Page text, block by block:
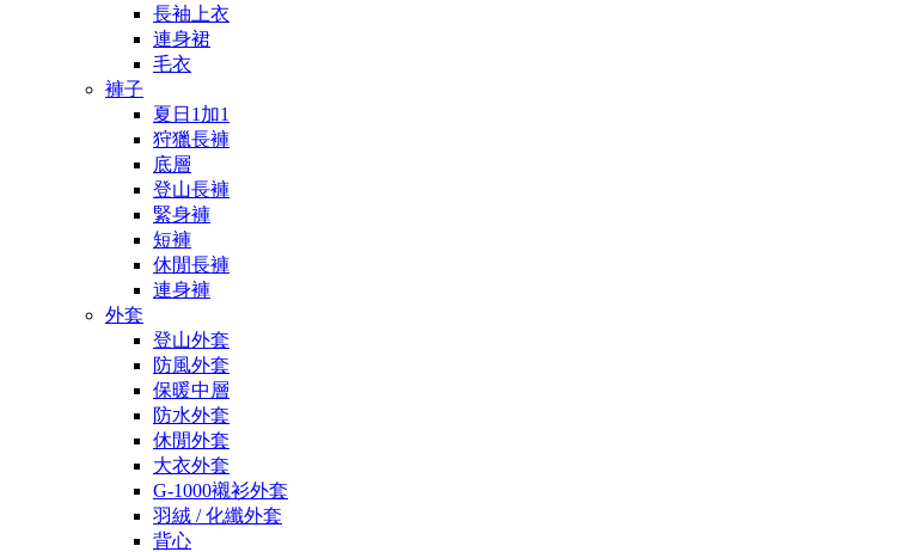
長袖上衣
連身裙
毛衣
褲子
夏日1加1
狩獵長褲
底層
登山長褲
緊身褲
短褲
休閒長褲
連身褲
外套
登山外套
防風外套
保暖中層
防水外套
休閒外套
大衣外套
G-1000襯衫外套
羽絨 / 化纖外套
背心